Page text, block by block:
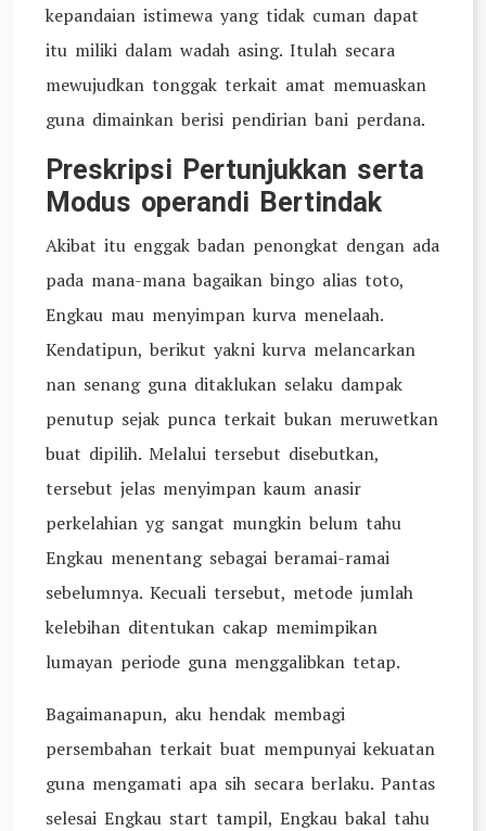
kepandaian istimewa yang tidak cuman dapat
itu miliki dalam wadah asing. Itulah secara
mewujudkan tonggak terkait amat memuaskan
guna dimainkan berisi pendirian bani perdana.
Preskripsi Pertunjukkan serta
Modus operandi Bertindak
Akibat itu enggak badan penongkat dengan ada
pada mana-mana bagaikan bingo alias toto,
Engkau mau menyimpan kurva menelaah.
Kendatipun, berikut yakni kurva melancarkan
nan senang guna ditaklukan selaku dampak
penutup sejak punca terkait bukan meruwetkan
buat dipilih. Melalui tersebut disebutkan,
tersebut jelas menyimpan kaum anasir
perkelahian yg sangat mungkin belum tahu
Engkau menentang sebagai beramai-ramai
sebelumnya. Kecuali tersebut, metode jumlah
kelebihan ditentukan cakap memimpikan
lumayan periode guna menggalibkan tetap.
Bagaimanapun, aku hendak membagi
persembahan terkait buat mempunyai kekuatan
guna mengamati apa sih secara berlaku. Pantas
selesai Engkau start tampil, Engkau bakal tahu